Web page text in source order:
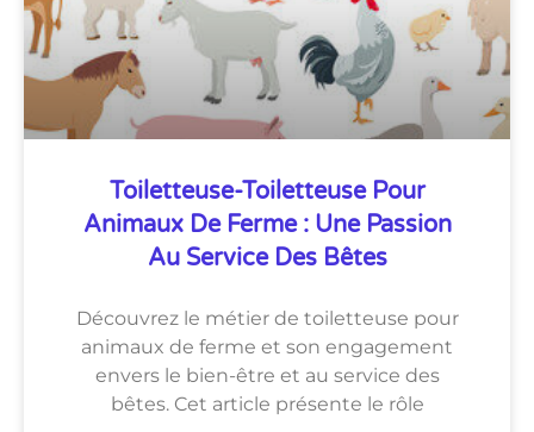
Toiletteuse-Toiletteuse Pour
Animaux De Ferme : Une Passion
Au Service Des Bêtes
Découvrez le métier de toiletteuse pour
animaux de ferme et son engagement
envers le bien-être et au service des
bêtes. Cet article présente le rôle